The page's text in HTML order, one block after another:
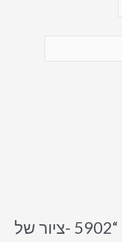
היה הראשון לכתוב סקירה “5902 -ציור של